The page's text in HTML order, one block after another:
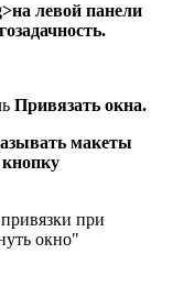
левой панели
Привязать окна.
макеты
при
окно"